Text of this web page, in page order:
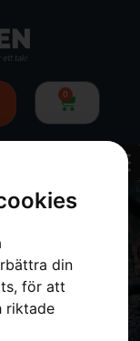
din
för att
riktade
0